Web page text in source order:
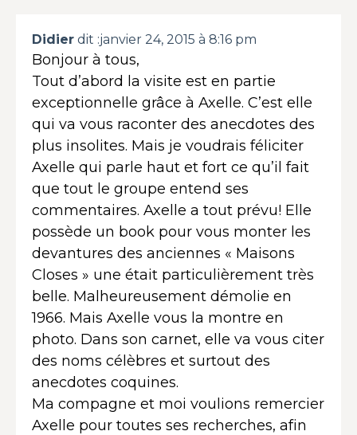
Didier dit :janvier 24, 2015 à 8:16 pm
Bonjour à tous,
Tout d’abord la visite est en partie
exceptionnelle grâce à Axelle. C’est elle
qui va vous raconter des anecdotes des
plus insolites. Mais je voudrais féliciter
Axelle qui parle haut et fort ce qu’il fait
que tout le groupe entend ses
commentaires. Axelle a tout prévu! Elle
possède un book pour vous monter les
devantures des anciennes « Maisons
Closes » une était particulièrement très
belle. Malheureusement démolie en
1966. Mais Axelle vous la montre en
photo. Dans son carnet, elle va vous citer
des noms célèbres et surtout des
anecdotes coquines.
Ma compagne et moi voulions remercier
Axelle pour toutes ses recherches, afin